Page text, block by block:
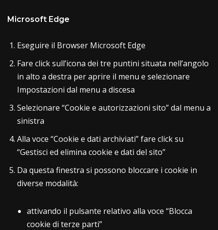
Microsoft Edge
Eseguire il Browser Microsoft Edge
Fare click sull’icona dei tre puntini situata nell’angolo
in alto a destra per aprire il menu e selezionare
Impostazioni dal menu a discesa
Selezionare “Cookie e autorizzazioni sito” dal menu a
sinistra
Alla voce “Cookie e dati archiviati” fare click su
“Gestisci ed elimina cookie e dati del sito”
Da questa finestra si possono bloccare i cookie in
diverse modalità:
attivando il pulsante relativo alla voce “Blocca
cookie di terze parti”